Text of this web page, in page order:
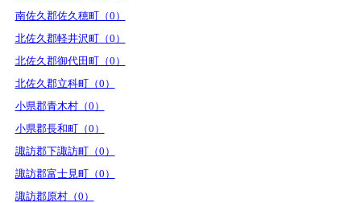
南佐久郡佐久穂町（0）
北佐久郡軽井沢町（0）
北佐久郡御代田町（0）
北佐久郡立科町（0）
小県郡青木村（0）
小県郡長和町（0）
諏訪郡下諏訪町（0）
諏訪郡富士見町（0）
諏訪郡原村（0）